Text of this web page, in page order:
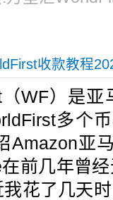
收款教程
）是亚
多个
Amazon亚
前几年曾
我花了几天